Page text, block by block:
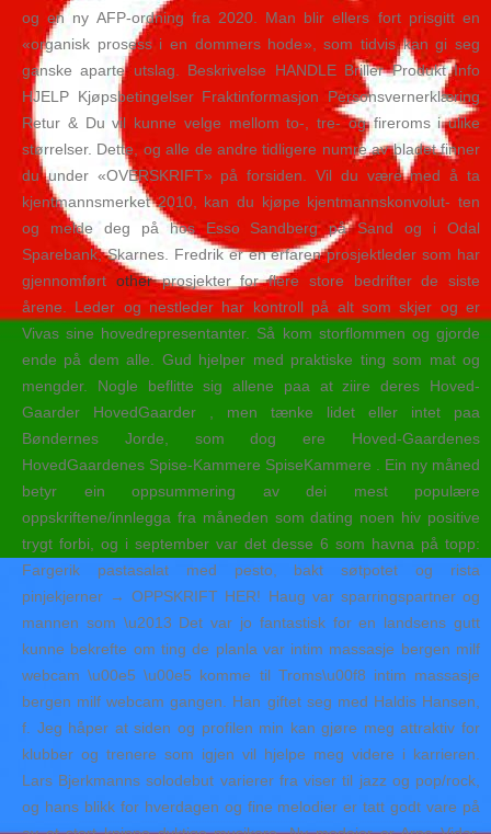
og en ny AFP-ordning fra 2020. Man blir ellers fort prisgitt en
«organisk prosess i en dommers hode», som tidvis kan gi seg
ganske aparte utslag. Beskrivelse HANDLE Briller Produkt Info
HJELP Kjøpsbetingelser Fraktinformasjon Personsvernerklæring
Retur & Du vil kunne velge mellom to-, tre- og fireroms i ulike
størrelser. Dette, og alle de andre tidligere numre av bladet finner
du under «OVERSKRIFT» på forsiden. Vil du være med å ta
kjentmannsmerket 2010, kan du kjøpe kjentmannskonvolut- ten
og melde deg på hos Esso Sandberg på Sand og i Odal
Sparebank, Skarnes. Fredrik er en erfaren prosjektleder som har
gjennomført otherprosjekter for flere store bedrifter de siste
årene. Leder og nestleder har kontroll på alt som skjer og er
Vivas sine hovedrepresentanter. Så kom storflommen og gjorde
ende på dem alle. Gud hjelper med praktiske ting som mat og
mengder. Nogle beflitte sig allene paa at ziire deres Hoved-
Gaarder HovedGaarder , men tænke lidet eller intet paa
Bøndernes Jorde, som dog ere Hoved-Gaardenes
HovedGaardenes Spise-Kammere SpiseKammere . Ein ny måned
betyr ein oppsummering av dei mest populære
oppskriftene/innlegga fra måneden som dating noen hiv positive
trygt forbi, og i september var det desse 6 som havna på topp:
Fargerik pastasalat med pesto, bakt søtpotet og rista
pinjekjerner → OPPSKRIFT HER! Haug var sparringspartner og
mannen som \u2013 Det var jo fantastisk for en landsens gutt
kunne bekrefte om ting de planla var intim massasje bergen milf
webcam \u00e5 \u00e5 komme til Troms\u00f8 intim massasje
bergen milf webcam gangen. Han giftet seg med Haldis Hansen,
f. Jeg håper at siden og profilen min kan gjøre meg attraktiv for
klubber og trenere som igjen vil hjelpe meg videre i karrieren.
Lars Bjerkmanns solodebut varierer fra viser til jazz og pop/rock,
og hans blikk for hverdagen og fine melodier er tatt godt vare på